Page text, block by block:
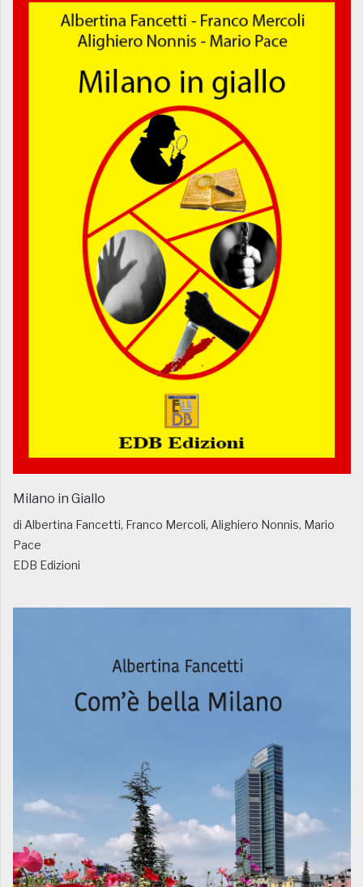
Milano in Giallo
di Albertina Fancetti, Franco Mercoli, Alighiero Nonnis, Mario
Pace
EDB Edizioni